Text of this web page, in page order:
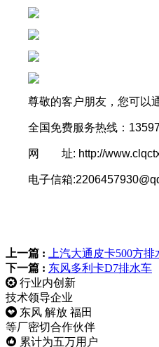
尊敬的客户朋友，您可以
全国免费服务热线：
网 址: http://
电子信箱
上一篇 :
上汽大通皮卡500方
下一篇 : 东风多利卡D7排水车
行业内创新
技术领导企业
东风 解放 福田
等厂密切合作伙伴
累计为五万用户